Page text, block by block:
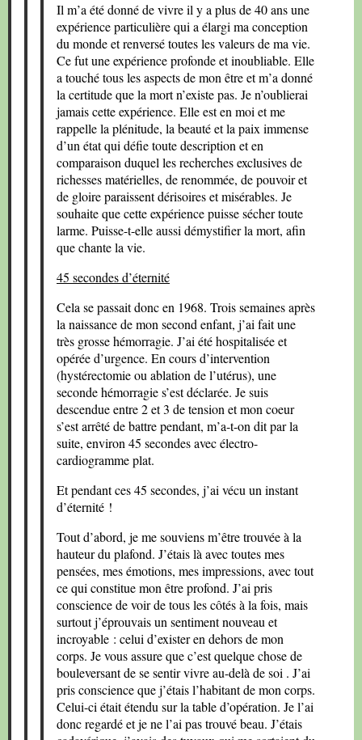
Il m’a été donné de vivre il y a plus de 40 ans une
expérience particulière qui a élargi ma conception
du monde et renversé toutes les valeurs de ma vie.
Ce fut une expérience profonde et inoubliable. Elle
a touché tous les aspects de mon être et m’a donné
la certitude que la mort n’existe pas. Je n’oublierai
jamais cette expérience. Elle est en moi et me
rappelle la plénitude, la beauté et la paix immense
d’un état qui défie toute description et en
comparaison duquel les recherches exclusives de
richesses matérielles, de renommée, de pouvoir et
de gloire paraissent dérisoires et misérables. Je
souhaite que cette expérience puisse sécher toute
larme. Puisse-t-elle aussi démystifier la mort, afin
que chante la vie.
45 secondes d’éternité
Cela se passait donc en 1968. Trois semaines après
la naissance de mon second enfant, j’ai fait une
très grosse hémorragie. J’ai été hospitalisée et
opérée d’urgence. En cours d’intervention
(hystérectomie ou ablation de l’utérus), une
seconde hémorragie s’est déclarée. Je suis
descendue entre 2 et 3 de tension et mon coeur
s’est arrêté de battre pendant, m’a-t-on dit par la
suite, environ 45 secondes avec électro-
cardiogramme plat.
Et pendant ces 45 secondes, j’ai vécu un instant
d’éternité !
Tout d’abord, je me souviens m’être trouvée à la
hauteur du plafond. J’étais là avec toutes mes
pensées, mes émotions, mes impressions, avec tout
ce qui constitue mon être profond. J’ai pris
conscience de voir de tous les côtés à la fois, mais
surtout j’éprouvais un sentiment nouveau et
incroyable : celui d’exister en dehors de mon
corps. Je vous assure que c’est quelque chose de
bouleversant de se sentir vivre au-delà de soi . J’ai
pris conscience que j’étais l’habitant de mon corps.
Celui-ci était étendu sur la table d’opération. Je l’ai
donc regardé et je ne l’ai pas trouvé beau. J’étais